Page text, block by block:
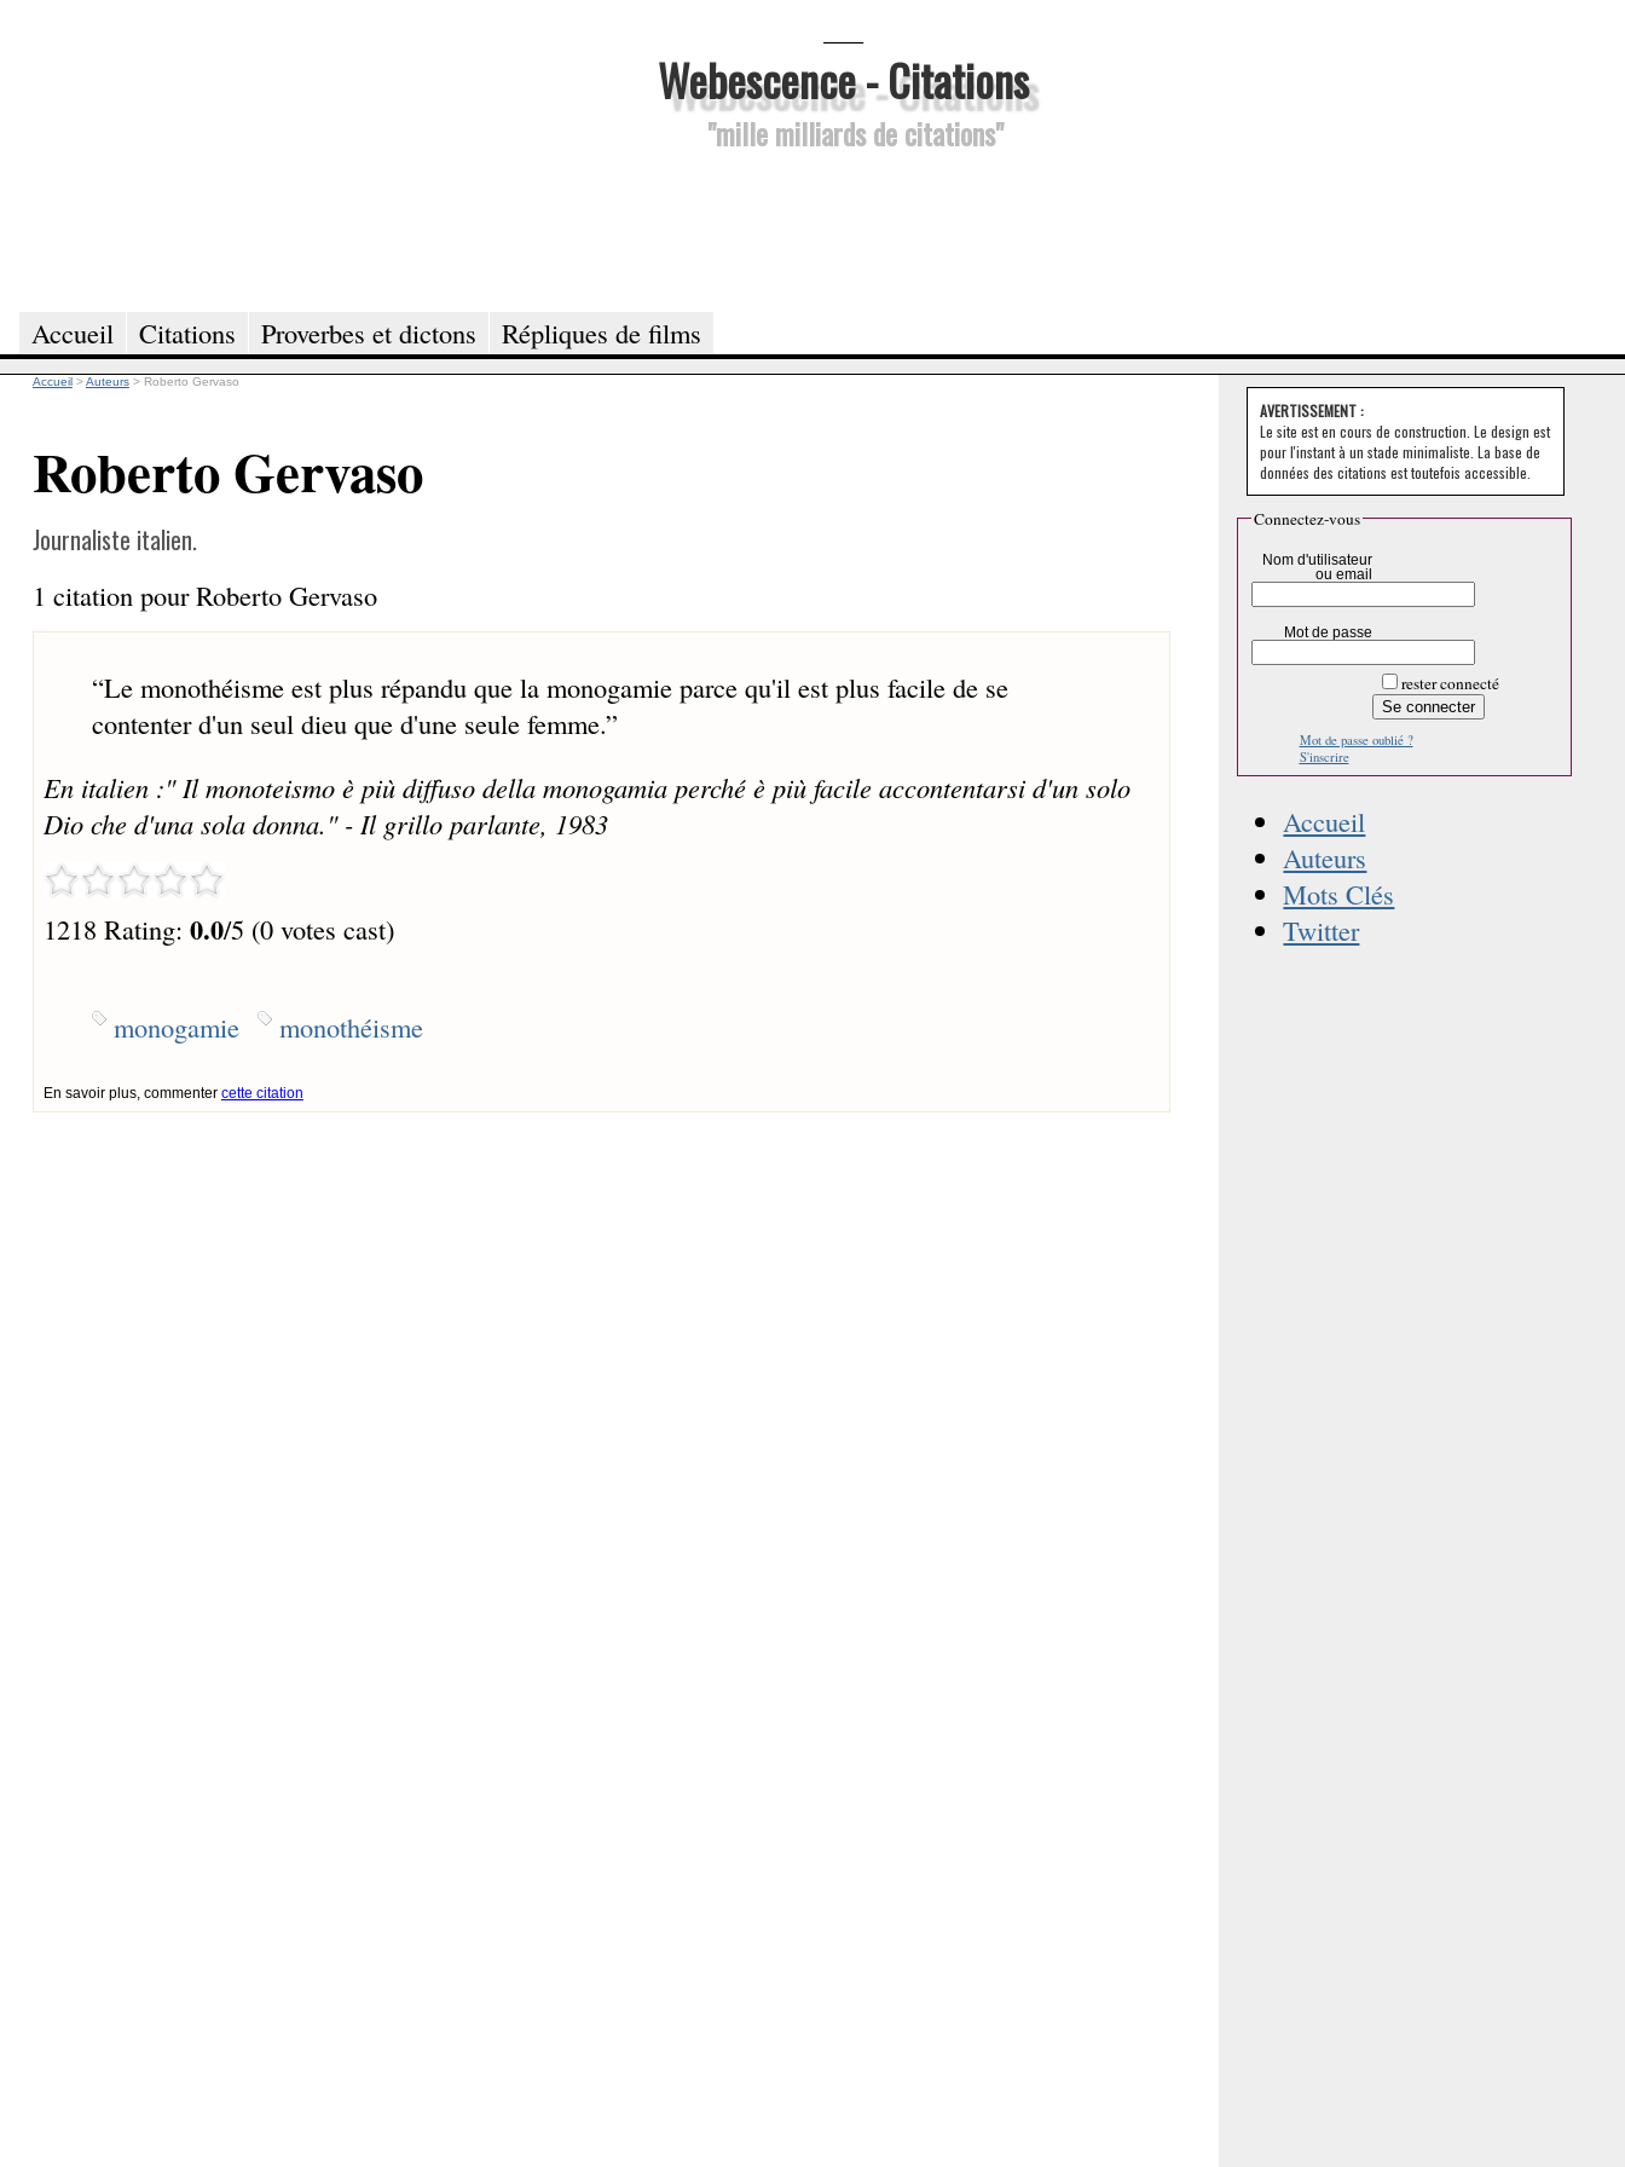
Webescence - Citations
"mille milliards de citations"
Accueil Citations Proverbes et dictons Répliques de films
Accueil >Auteurs > Roberto Gervaso
Roberto Gervaso
Journaliste italien.
1 citation pour Roberto Gervaso
“Le monothéisme est plus répandu que la monogamie parce qu'il est plus facile de se
contenter d'un seul dieu que d'une seule femme.”
En italien :" Il monoteismo è più diffuso della monogamia perché è più facile accontentarsi d'un solo
Dio che d'una sola donna." - Il grillo parlante, 1983
1218 Rating: 0.0/5 (0 votes cast)
monogamie monothéisme
En savoir plus, commenter cette citation
AVERTISSEMENT :
Le site est en cours de construction. Le design est
pour l'instant à un stade minimaliste. La base de
données des citations est toutefois accessible.
Connectez-vous
Nom d'utilisateur
ou email
Mot de passe
rester connecté
Mot de passe oublié ?
S'inscrire
Accueil
Auteurs
Mots Clés
Twitter